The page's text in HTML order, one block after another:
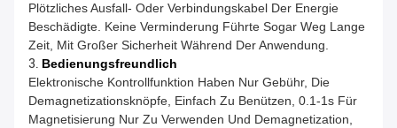
Plötzliches Ausfall- Oder Verbindungskabel Der Energie
Beschädigte. Keine Verminderung Führte Sogar Weg Lange
Zeit, Mit Großer Sicherheit Während Der Anwendung.
3. Bedienungsfreundlich
Elektronische Kontrollfunktion Haben Nur Gebühr, Die
Demagnetizationsknöpfe, Einfach Zu Benützen, 0.1-1s Für
Magnetisierung Nur Zu Verwenden Und Demagnetization,